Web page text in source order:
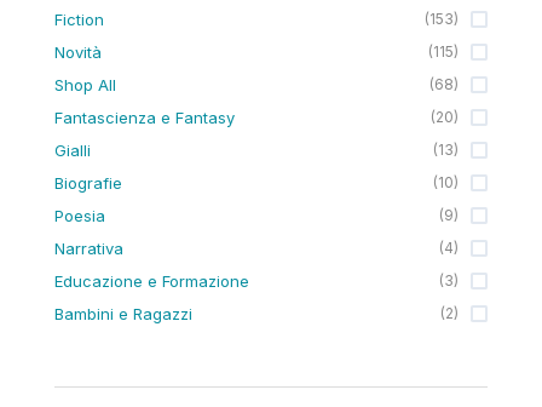
Fiction (153)
Novità (115)
Shop All (68)
Fantascienza e Fantasy (20)
Gialli (13)
Biografie (10)
Poesia (9)
Narrativa (4)
Educazione e Formazione (3)
Bambini e Ragazzi (2)